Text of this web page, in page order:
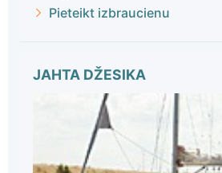
Pieteikt izbraucienu
JAHTA DŽESIKA